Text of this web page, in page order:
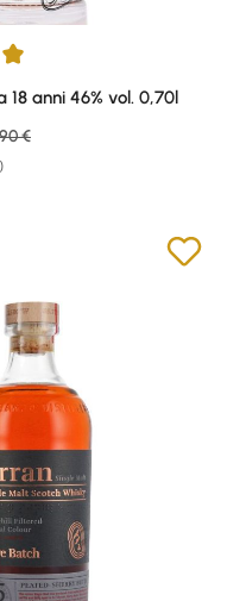
anni 46% vol. 0,70l
price:
€